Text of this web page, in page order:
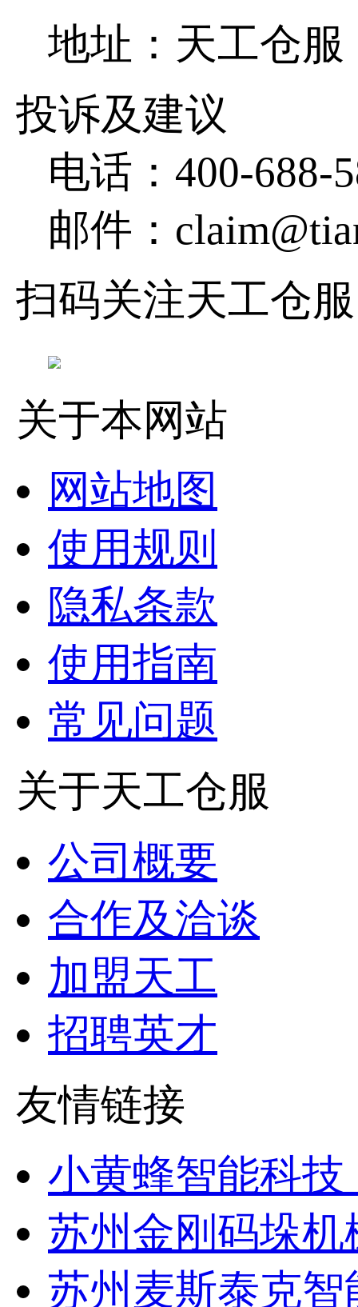
地址： 天工仓服
投诉及建议
电话：400-688-
邮件：
扫码关注天工仓服
关于本网站
网站地图
使用规则
隐私条款
使用指南
常见问题
关于天工仓服
公司概要
合作及洽谈
加盟天工
招聘英才
友情链接
小黄蜂智能科
苏州金刚码垛
苏州麦斯泰克